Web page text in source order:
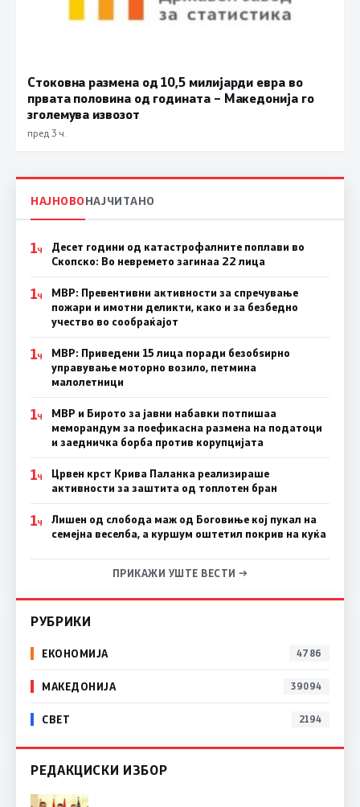
Стоковна размена од 10,5 милијарди евра во
првата половина од годината – Македонија го
зголемува извозот
пред 3 ч.
НАЈНОВОНАЈЧИТАНО
1Ч
Десет години од катастрофалните поплави во
Скопско: Во невремето загинаа 22 лица
1Ч
МВР: Превентивни активности за спречување
пожари и имотни деликти, како и за безбедно
учество во сообраќајот
1Ч
МВР: Приведени 15 лица поради безобѕирно
управување моторно возило, петмина
малолетници
1Ч
МВР и Бирото за јавни набавки потпишаа
меморандум за поефикасна размена на податоци
и заедничка борба против корупцијата
1Ч
Црвен крст Крива Паланка реализираше
активности за заштита од топлотен бран
1Ч
Лишен од слобода маж од Боговиње кој пукал на
семејна веселба, а куршум оштетил покрив на куќа
ПРИКАЖИ УШТЕ ВЕСТИ →
РУБРИКИ
ЕКОНОМИЈА 4786
МАКЕДОНИЈА 39094
СВЕТ 2194
РЕДАКЦИСКИ ИЗБОР